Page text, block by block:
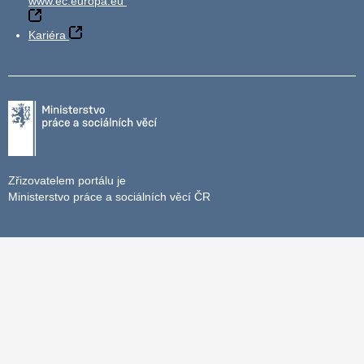
Kariéra
Zřizovatelem portálu je
Ministerstvo práce a sociálních věcí ČR